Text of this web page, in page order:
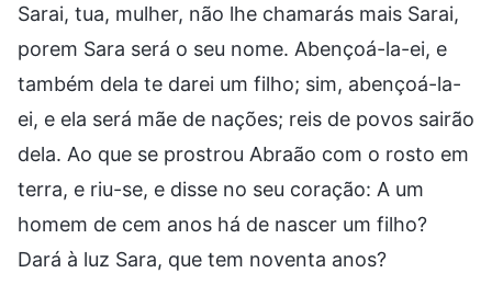
Sarai, tua, mulher, não lhe chamarás mais Sarai,
porem Sara será o seu nome. Abençoá-la-ei, e
também dela te darei um filho; sim, abençoá-la-
ei, e ela será mãe de nações; reis de povos sairão
dela. Ao que se prostrou Abraão com o rosto em
terra, e riu-se, e disse no seu coração: A um
homem de cem anos há de nascer um filho?
Dará à luz Sara, que tem noventa anos?